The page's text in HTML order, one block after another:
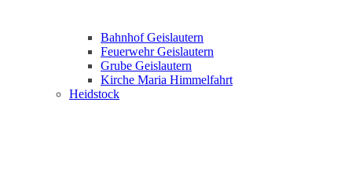
Bahnhof Geislautern
Feuerwehr Geislautern
Grube Geislautern
Kirche Maria Himmelfahrt
Heidstock